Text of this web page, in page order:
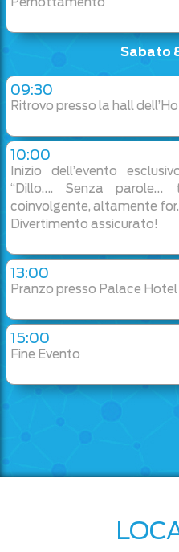
Pernottamento
Sabato
09:30
Ritrovo presso la hall
10:00
Inizio dell’evento
“Dillo…. Senza parole…
coinvolgente, altamente
Divertimento assicurato!
13:00
Pranzo presso Palace Hotel
15:00
Fine Evento